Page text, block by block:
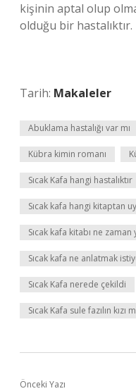
kişinin aptal olup
olduğu bir hastalıktır.
Tarih: Makaleler
Abuklama hastalığı var mı
Kübra kimin romanı
Sıcak Kafa hangi hastalıktır
Sıcak kafa hangi kitaptan
Sıcak kafa kitabı ne zaman
Sıcak kafa ne anlatmak
Sıcak Kafa nerede çekildi
Sıcak Kafa sule fazılın kızı
Önceki Yazı